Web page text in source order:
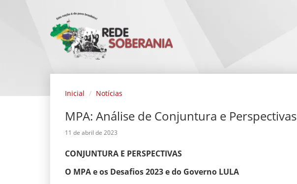
Inicial Notícias
MPA: Análise de Conjuntura e Perspectivas
11 de abril de 2023
CONJUNTURA E PERSPECTIVAS
O MPA e os Desafios 2023 e do Governo LULA